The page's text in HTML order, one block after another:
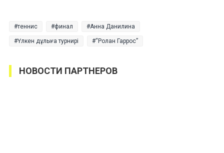
теннис финал Анна Данилина
Үлкен дұлыға турнирі “Ролан Гаррос”
НОВОСТИ ПАРТНЕРОВ